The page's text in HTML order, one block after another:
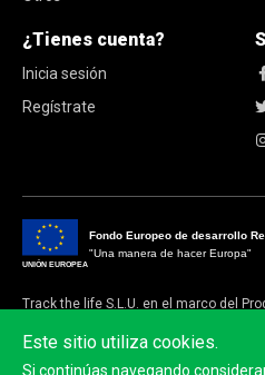
¿Tienes cuenta?
Inicia sesión
Regístrate
UNIÓN EUROPEA
Fondo Europeo de desarrollo
"Una manera de hacer Europa"
Track the life S.L.U. en el marco del
La finalidad de este apoyo es
empresa y de su entorno
Este sitio utiliza cookies.
Si continúas navegando